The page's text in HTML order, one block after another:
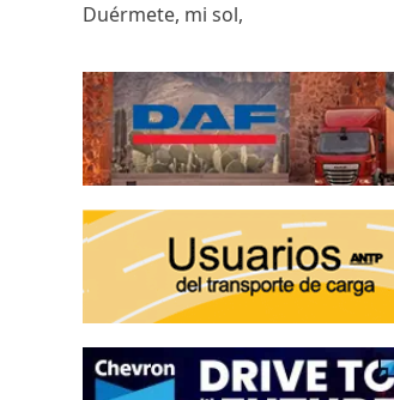
Duérmete, mi sol,